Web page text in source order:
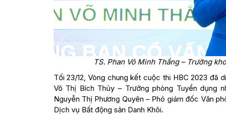
TS. Phan Võ Minh Thắng – Trưởng
Tối 23/12, Vòng chung kết cuộc thi HBC 2023 đã
Võ Thị Bích Thủy – Trưởng phòng Tuyển dụng
Nguyễn Thị Phương Quyên – Phó giám đốc Văn
Dịch vụ Bất động sản Danh Khôi.